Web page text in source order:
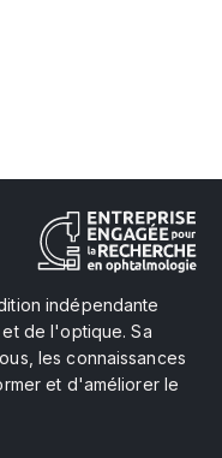
indépendante
de l'optique. Sa
les connaissances
et d'améliorer le